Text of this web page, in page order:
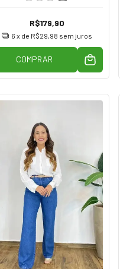
R$179,90
6 x de R$29,98 sem juros
COMPRAR